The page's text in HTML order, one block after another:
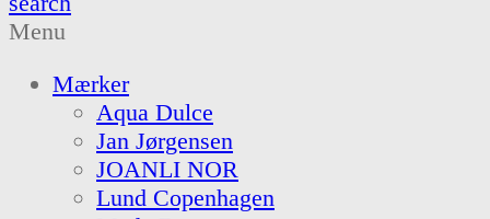
Menu
Mærker
Aqua Dulce
Jan Jørgensen
JOANLI NOR
Lund Copenhagen